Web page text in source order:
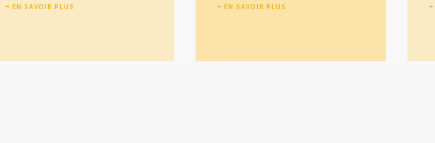
EN SAVOIR PLUS EN SAVOIR PLUS